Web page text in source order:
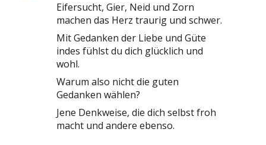
Eifersucht, Gier, Neid und Zorn
machen das Herz traurig und schwer.
Mit Gedanken der Liebe und Güte
indes fühlst du dich glücklich und
wohl.
Warum also nicht die guten
Gedanken wählen?
Jene Denkweise, die dich selbst froh
macht und andere ebenso.